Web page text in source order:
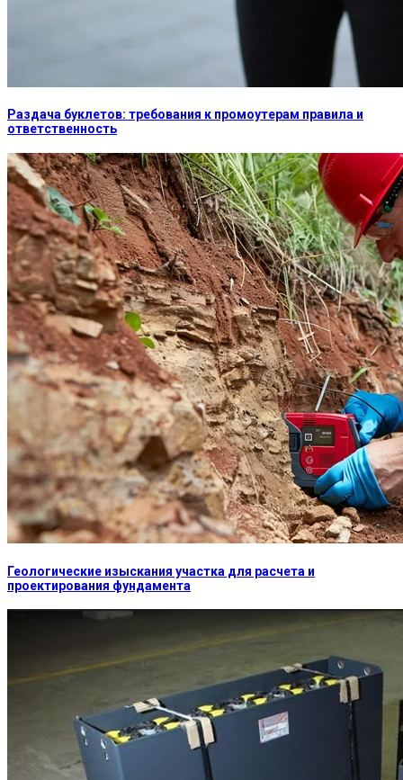
Раздача буклетов: требования к промоутерам правила и
ответственность
Геологические изыскания участка для расчета и
проектирования фундамента